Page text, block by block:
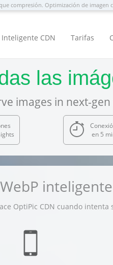
compresión. Optimización de imagen
Inteligente CDN Tarifas
las
images in next-
en 5
OptiPic CDN cuando